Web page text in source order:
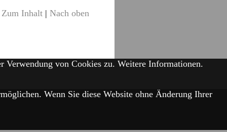
Zum Inhalt | Nach oben
Verwendung von Cookies zu. Weitere Informationen.
Wenn Sie diese Website ohne Änderung Ihrer